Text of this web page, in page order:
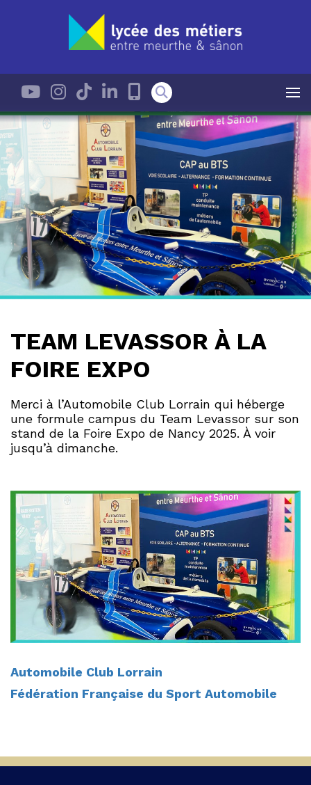
TEAM LEVASSOR À LA
FOIRE EXPO
Merci à l’Automobile Club Lorrain qui héberge
une formule campus du Team Levassor sur son
stand de la Foire Expo de Nancy 2025. À voir
jusqu’à dimanche.
Automobile Club Lorrain
Fédération Française du Sport Automobile